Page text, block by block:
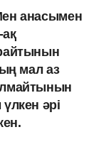
анасымен
мал аз
әрі